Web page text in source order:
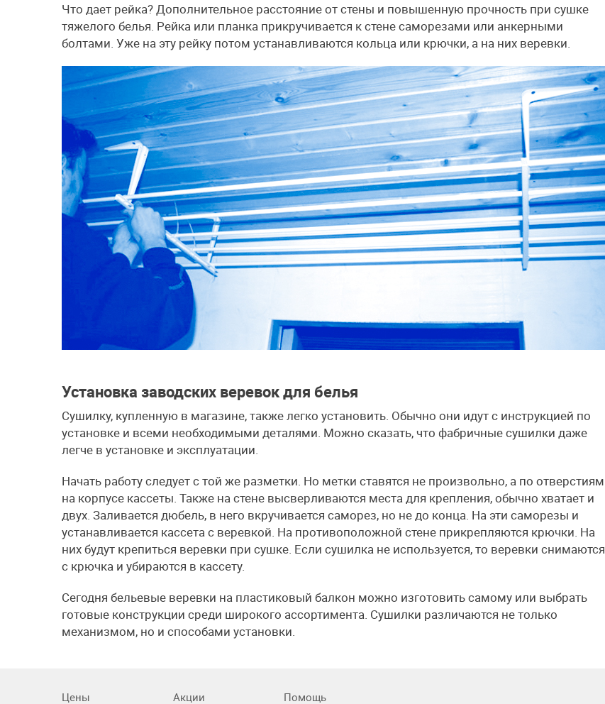
Что дает рейка? Дополнительное расстояние от стены и повышенную прочность при сушке
тяжелого белья. Рейка или планка прикручивается к стене саморезами или анкерными
болтами. Уже на эту рейку потом устанавливаются кольца или крючки, а на них веревки.
Установка заводских веревок для белья
Сушилку, купленную в магазине, также легко установить. Обычно они идут с инструкцией по
установке и всеми необходимыми деталями. Можно сказать, что фабричные сушилки даже
легче в установке и эксплуатации.
Начать работу следует с той же разметки. Но метки ставятся не произвольно, а по отверстиям
на корпусе кассеты. Также на стене высверливаются места для крепления, обычно хватает и
двух. Заливается дюбель, в него вкручивается саморез, но не до конца. На эти саморезы и
устанавливается кассета с веревкой. На противоположной стене прикрепляются крючки. На
них будут крепиться веревки при сушке. Если сушилка не используется, то веревки снимаются
с крючка и убираются в кассету.
Сегодня бельевые веревки на пластиковый балкон можно изготовить самому или выбрать
готовые конструкции среди широкого ассортимента. Сушилки различаются не только
механизмом, но и способами установки.
Цены Акции Помощь